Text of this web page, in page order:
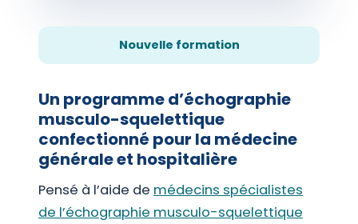
Nouvelle formation
Un programme d’échographie
musculo-squelettique
confectionné pour la médecine
générale et hospitalière
Pensé à l’aide de médecins spécialistes
de l’échographie musculo-squelettique